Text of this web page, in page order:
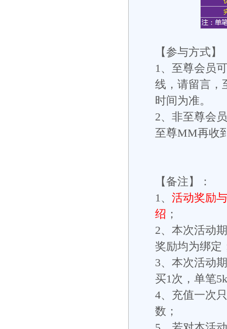
【参与方式】
1、至尊会员
线，请留言，
时间为准。
2、非至尊会
至尊MM再收
【备注】：
1、 活动奖励
绍 ；
2、本次活动
奖励均为绑定
3、本次活动
买1次，单笔
4、充值一次
数；